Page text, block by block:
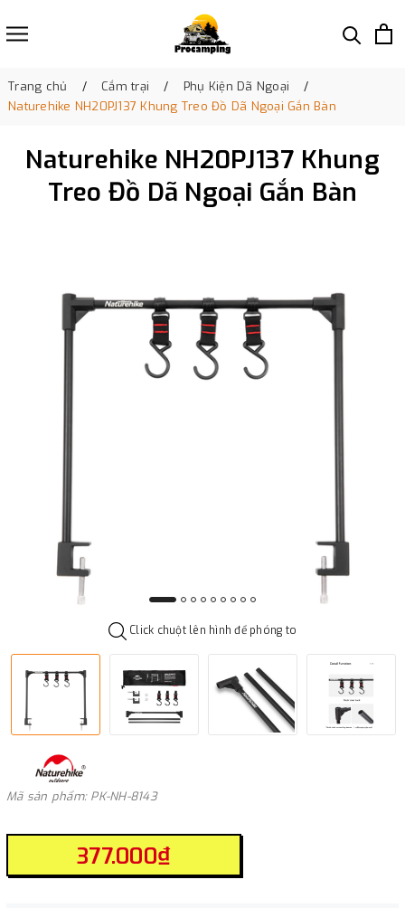
Trang chủ Cắm trại
Phụ Kiện Dã Ngoại
Naturehike NH20PJ137 Khung Treo Đồ Dã Ngoại Gắn Bàn
Naturehike NH20PJ137 Khung
Treo Đồ Dã Ngoại Gắn Bàn
Click chuột lên hình để phóng to
Mã sản phẩm: PK-NH-8143
377.000₫